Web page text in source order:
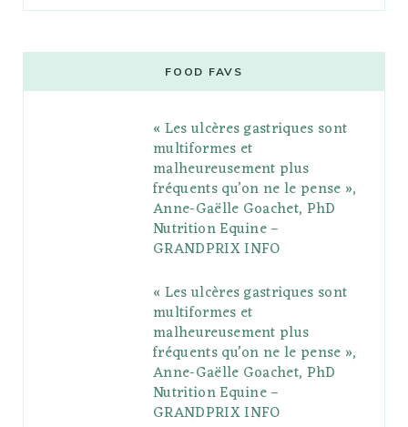
b
t
g
l
e
P
l
s
t
a
g
r
a
m
e
r
e
s
o
l
r
FOOD FAVS
« Les ulcères gastriques sont
multiformes et
malheureusement plus
fréquents qu’on ne le pense »,
Anne-Gaëlle Goachet, PhD
Nutrition Equine –
GRANDPRIX INFO
« Les ulcères gastriques sont
multiformes et
malheureusement plus
fréquents qu’on ne le pense »,
Anne-Gaëlle Goachet, PhD
Nutrition Equine –
GRANDPRIX INFO